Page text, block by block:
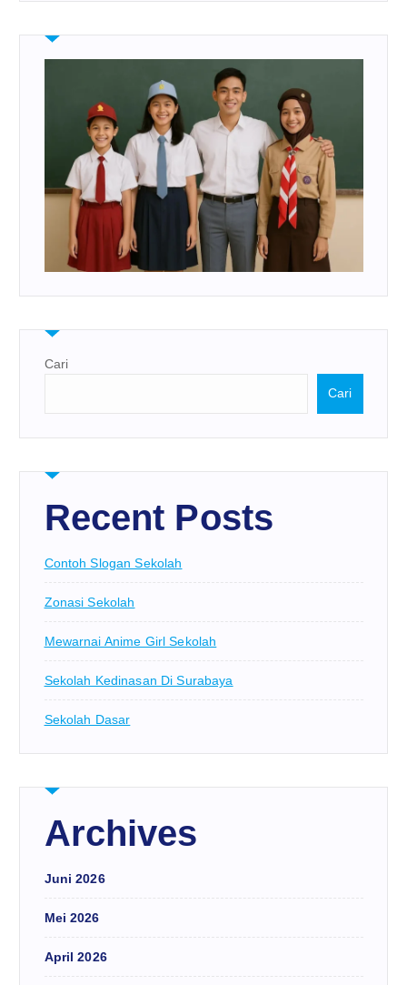
Cari
Cari
Recent Posts
Contoh Slogan Sekolah
Zonasi Sekolah
Mewarnai Anime Girl Sekolah
Sekolah Kedinasan Di Surabaya
Sekolah Dasar
Archives
Juni 2026
Mei 2026
April 2026